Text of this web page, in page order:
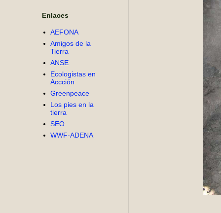
Enlaces
AEFONA
Amigos de la
Tierra
ANSE
Ecologistas en
Accción
Greenpeace
Los pies en la
tierra
SEO
WWF-ADENA